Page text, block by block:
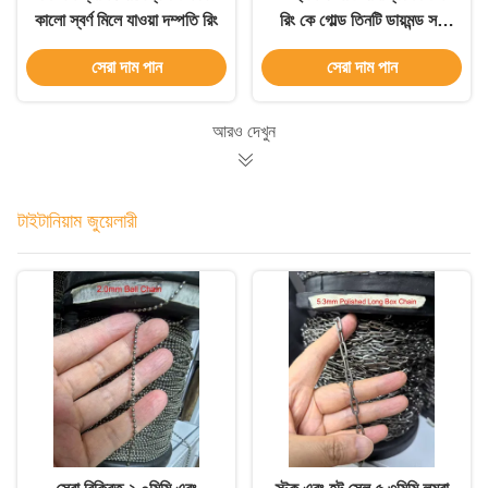
কালো স্বর্ণ মিলে যাওয়া দম্পতি রিং
সেরা দাম পান
রিং কে গোল্ড তিনটি ডায়মন্ড সহ
মরিচা প্রতিরোধী
সেরা দাম পান
আরও দেখুন
টাইটানিয়াম জুয়েলারী